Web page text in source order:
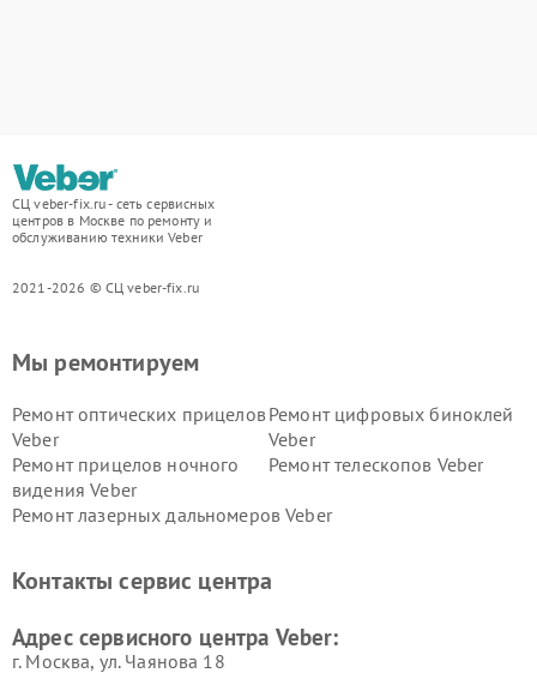
СЦ veber-fix.ru - сеть сервисных
центров в Москве по ремонту и
обслуживанию техники Veber
2021-2026 © СЦ veber-fix.ru
Мы ремонтируем
Ремонт оптических прицелов
Veber
Ремонт цифровых биноклей
Veber
Ремонт прицелов ночного
видения Veber
Ремонт телескопов Veber
Ремонт лазерных дальномеров Veber
Контакты сервис центра
Адрес сервисного центра Veber:
г. Москва, ул. Чаянова 18